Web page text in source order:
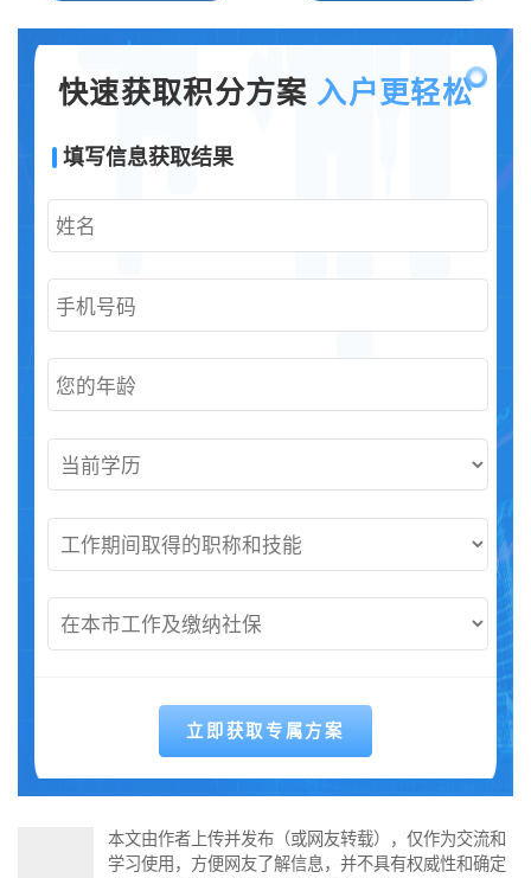
快速获取积分方案 入户更轻松
填写信息获取结果
本文由作者上传并发布（或网友转载），仅作为交流和
学习使用，方便网友了解信息，并不具有权威性和确定